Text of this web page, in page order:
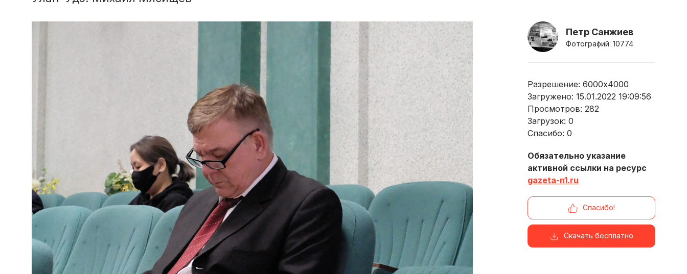
Петр Санжиев
Фотографий: 10774
Разрешение: 6000x4000
Загружено: 15.01.2022 19:09:56
Просмотров: 282
Загрузок: 0
Спасибо: 0
Обязательно указание
активной ссылки на ресурс
gazeta-n1.ru
Спасибо!
Скачать бесплатно